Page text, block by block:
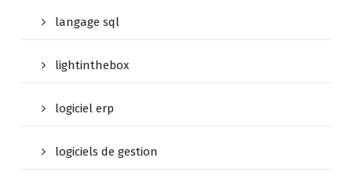
langage sql
lightinthebox
logiciel erp
logiciels de gestion